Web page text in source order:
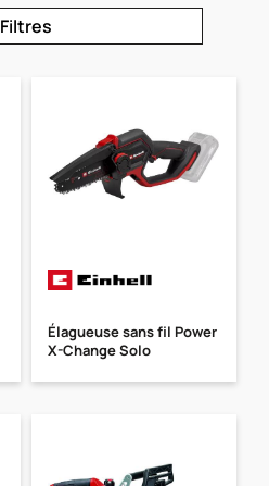
Filtres
Élagueuse sans fil Power
X-Change Solo